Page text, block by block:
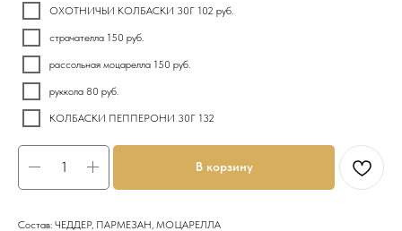
ОХОТНИЧЬИ КОЛБАСКИ 30Г 102 руб.
страчателла 150 руб.
рассольная моцарелла 150 руб.
руккола 80 руб.
КОЛБАСКИ ПЕППЕРОНИ 30Г 132
В корзину
Состав: ЧЕДДЕР, ПАРМЕЗАН, МОЦАРЕЛЛА